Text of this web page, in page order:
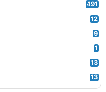
491
12
9
1
13
13